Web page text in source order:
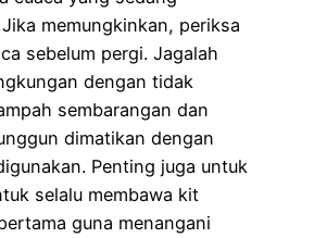
memungkinkan, periksa
sebelum pergi. Jagalah
dengan tidak
sembarangan dan
dimatikan dengan
Penting juga untuk
selalu membawa kit
guna menangani